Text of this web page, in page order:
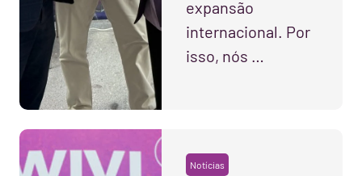
expansão
internacional. Por
isso, nós …
Notícias